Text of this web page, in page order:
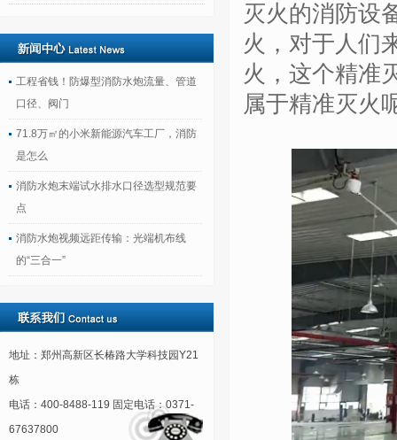
工程省钱！防爆型消防水炮流量、管道
口径、阀门
71.8万㎡的小米新能源汽车工厂，消防
是怎么
消防水炮末端试水排水口径选型规范要
点
消防水炮视频远距传输：光端机布线
的“三合一”
地址：郑州高新区长椿路大学科技园Y21
栋
电话：400-8488-119 固定电话：0371-
67637800
灭火的消防设
火，对于人们
火，这个精准
属于精准灭火